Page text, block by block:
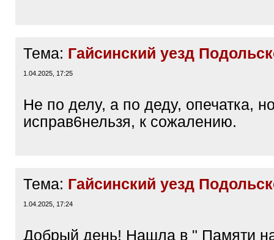
Тема: Гайсинский уезд
1.04.2025, 17:25
Не по делу, а по деду, опечатка,
исправ6нельзя, к сожалению.
Тема: Гайсинский уезд
1.04.2025, 17:24
Добрый день! Нашла в " Памяти